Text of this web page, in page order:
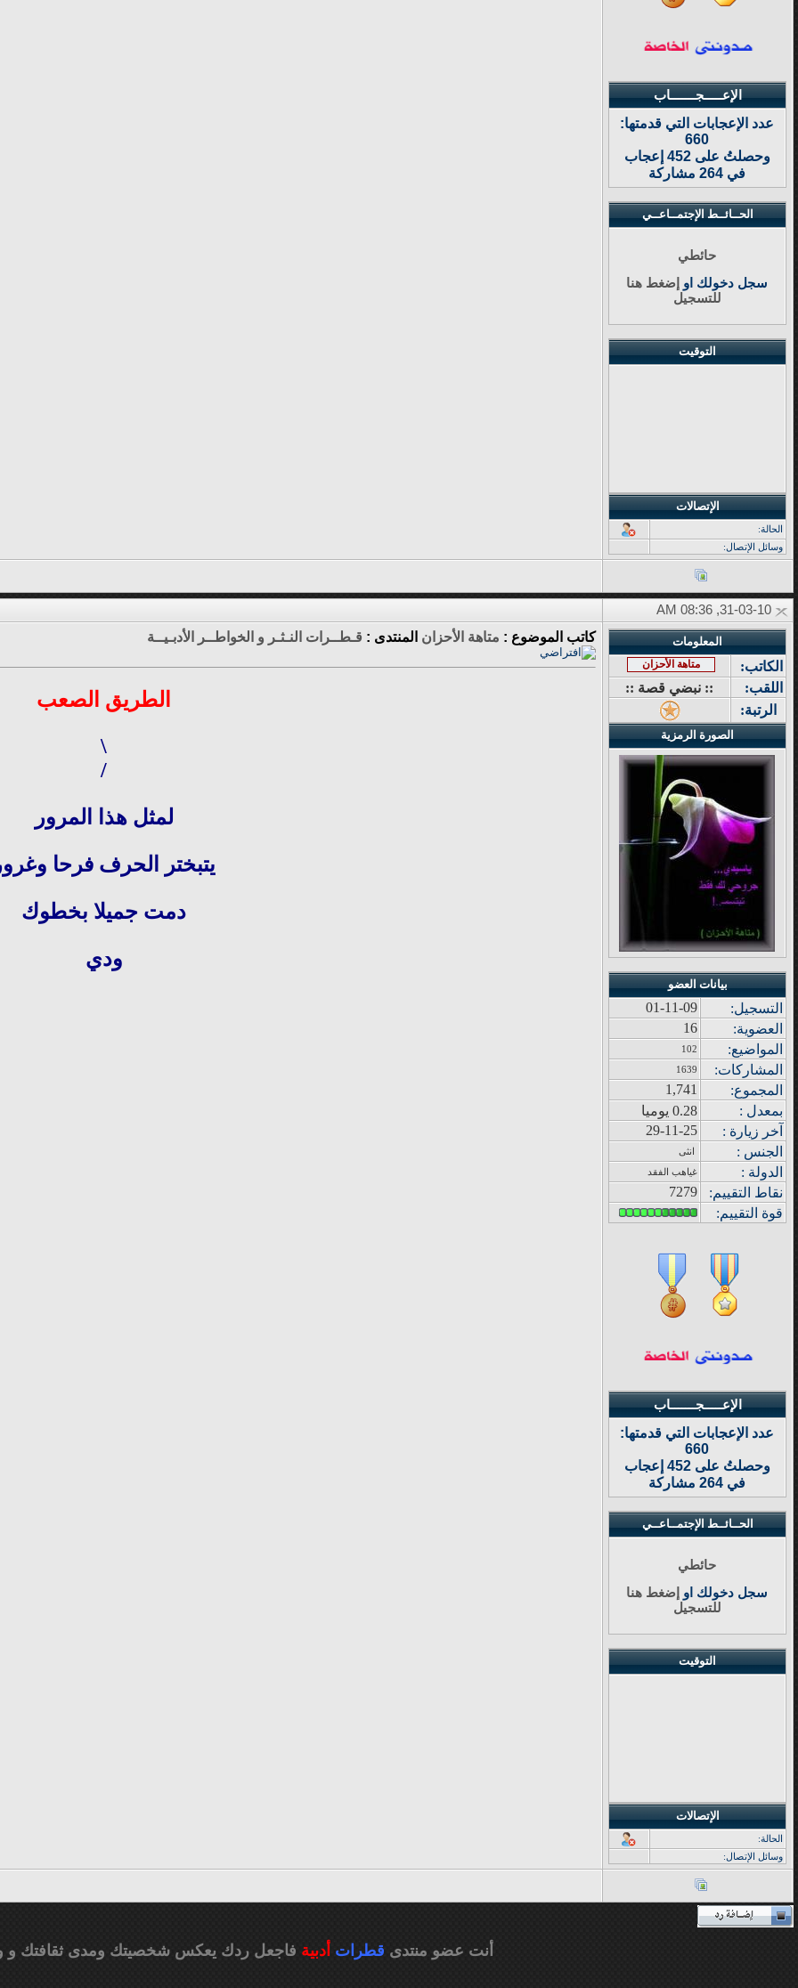
الإعـــــجـــــــاب
عدد الإعجابات التي قدمتها:
660
وحصلتُ على 452 إعجاب
في 264 مشاركة
الحــائــط الإجتمــاعــي
حائطي
سجل دخولك او إضغط هنا
للتسجيل
التوقيت
الإتصالات
الحالة:
وسائل الإتصال:
المعلومات
الكاتب: متاهة الأحزان
اللقب:
:: نبضي قصة ::
الرتبة:
الصورة الرمزية
بيانات العضو
التسجيل:
01-11-09
العضوية:
16
المواضيع:
102
المشاركات:
1639
المجموع:
1,741
بمعدل :
0.28 يوميا
خر زيار ة :
29-11-25
الجنس :
انثى
الدولة : غياهب الفقد
نقاط التقييم:
7279
قوة التقييم:
الإعـــــجـــــــاب
عدد الإعجابات التي قدمتها:
660
وحصلتُ على 452 إعجاب
في 264 مشاركة
الحــائــط الإجتمــاعــي
حائطي
سجل دخولك او إضغط هنا
للتسجيل
التوقيت
الإتصالات
الحالة:
وسائل الإتصال:
كاتب الموضوع : متاهة الأحزان المنتدى : قـطــرات النـثـر و الخواطــر الأدبـيــة
الطريق الصعب
\
/
لمثل هذا المرور
يتبختر الحرف فرحا
دمت جميلا بخطوك
ودي
أنت عضو منتدى قطرات أدبية فاجعل ردك يعكس شخصيتك ومدى ثقافتك و